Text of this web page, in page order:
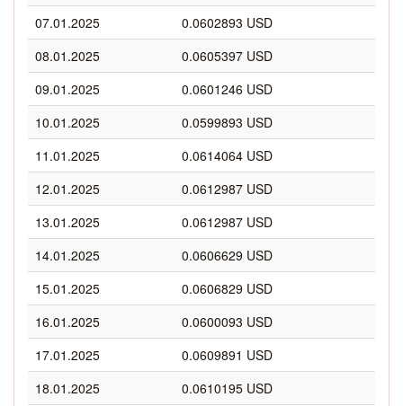
07.01.2025
0.0602893 USD
08.01.2025
0.0605397 USD
09.01.2025
0.0601246 USD
10.01.2025
0.0599893 USD
11.01.2025
0.0614064 USD
12.01.2025
0.0612987 USD
13.01.2025
0.0612987 USD
14.01.2025
0.0606629 USD
15.01.2025
0.0606829 USD
16.01.2025
0.0600093 USD
17.01.2025
0.0609891 USD
18.01.2025
0.0610195 USD